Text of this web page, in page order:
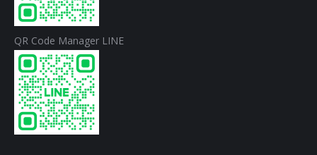
QR Code Manager LINE